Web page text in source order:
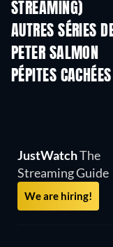
STREAMING)Saison 6
AUTRES SÉRIES
PETER SALMONSérie
PÉPITES
JustWatchThe
Streaming Guide
We are hiring!